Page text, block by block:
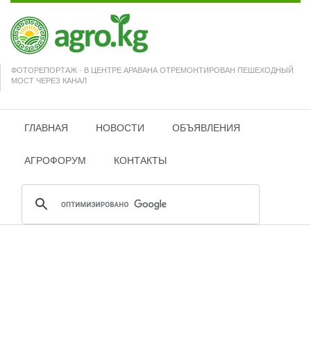
ФОТОРЕПОРТАЖ - В ЦЕНТРЕ АРАВАНА ОТРЕМОНТИРОВАН ПЕШЕХОДНЫЙ
МОСТ ЧЕРЕЗ КАНАЛ
ГЛАВНАЯ НОВОСТИ ОБЪЯВЛЕНИЯ
АГРОФОРУМ КОНТАКТЫ